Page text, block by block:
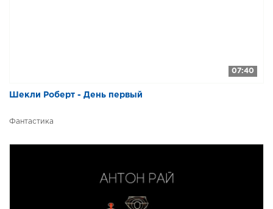
07:40
Шекли Роберт - День первый
Фантастика